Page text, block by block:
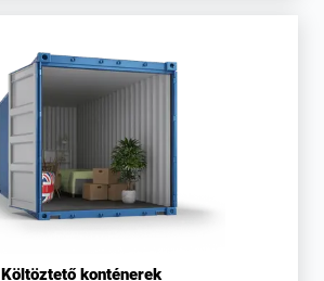
Költöztető konténerek